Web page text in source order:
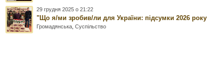
29 грудня 2025 о 21:22
"Що я/ми зробив/ли для України: підсумки 2026 року
Громадянська ,Суспільство